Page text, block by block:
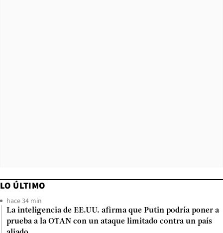
LO ÚLTIMO
hace 34 min
La inteligencia de EE.UU. afirma que Putin podría poner a
prueba a la OTAN con un ataque limitado contra un país